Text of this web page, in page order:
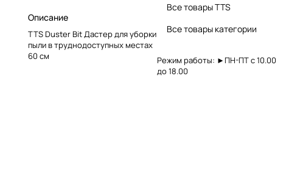
Описание
TTS Duster Bit Дастер для уборки
пыли в труднодоступных местах
60 см
Все товары TTS
Все товары категории
Режим работы: ►ПН-ПТ с 10.00
до 18.00